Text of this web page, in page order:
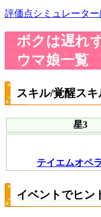
評価点シミュレーター
ボクは遅れ
ウマ娘一覧
スキル/覚醒ス
星3
テイエムオペ
イベントでヒン